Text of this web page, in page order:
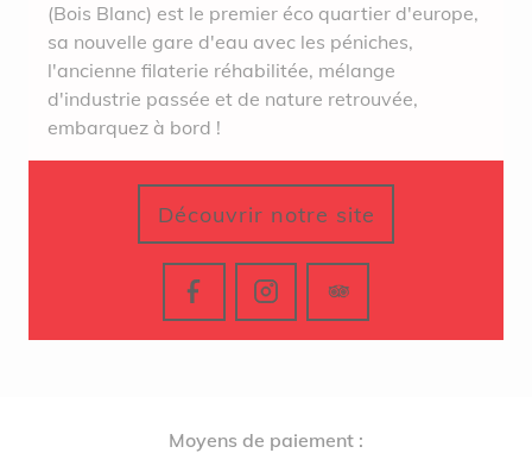
(Bois Blanc) est le premier éco quartier d'europe,
sa nouvelle gare d'eau avec les péniches,
l'ancienne filaterie réhabilitée, mélange
d'industrie passée et de nature retrouvée,
embarquez à bord !
Découvrir notre site
Moyens de paiement :